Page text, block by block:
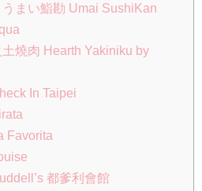
まい鮨勘 Umai SushiKan
燒肉 Hearth Yakiniku by
In Taipei
Favorita
都爹利會館